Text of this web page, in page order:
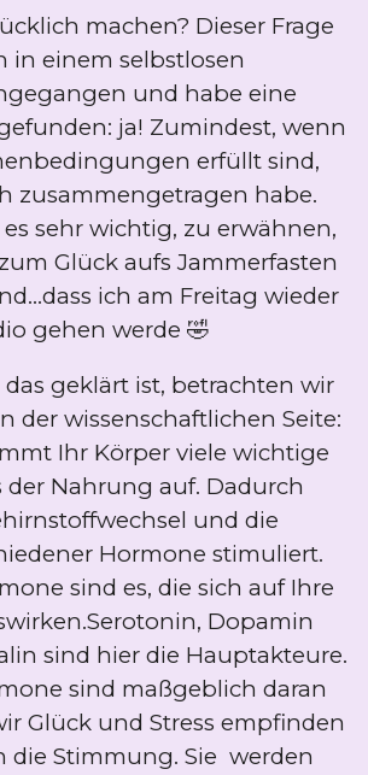
machen? Dieser Frage
in einem selbstlosen
und habe eine
ja! Zumindest, wenn
erfüllt sind,
zusammengetragen habe.
sehr wichtig, zu erwähnen,
Glück aufs Jammerfasten
ich am Freitag wieder
gehen werde 🤣
geklärt ist, betrachten wir
der wissenschaftlichen Seite:
Ihr Körper viele wichtige
der Nahrung auf. Dadurch
und die
Hormone stimuliert.
sind es, die sich auf Ihre
Dopamin
sind hier die Hauptakteure.
sind maßgeblich daran
Glück und Stress empfinden
die Stimmung. Sie werden